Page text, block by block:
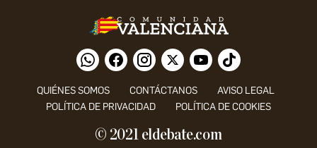
QUIÉNES SOMOS CONTÁCTANOS
AVISO LEGAL
POLÍTICA DE PRIVACIDAD
POLÍTICA DE COOKIES
© 2021 eldebate.com